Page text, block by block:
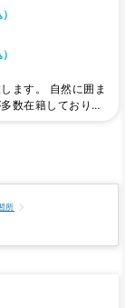
ます。 自然に囲ま
数在籍しており、
所